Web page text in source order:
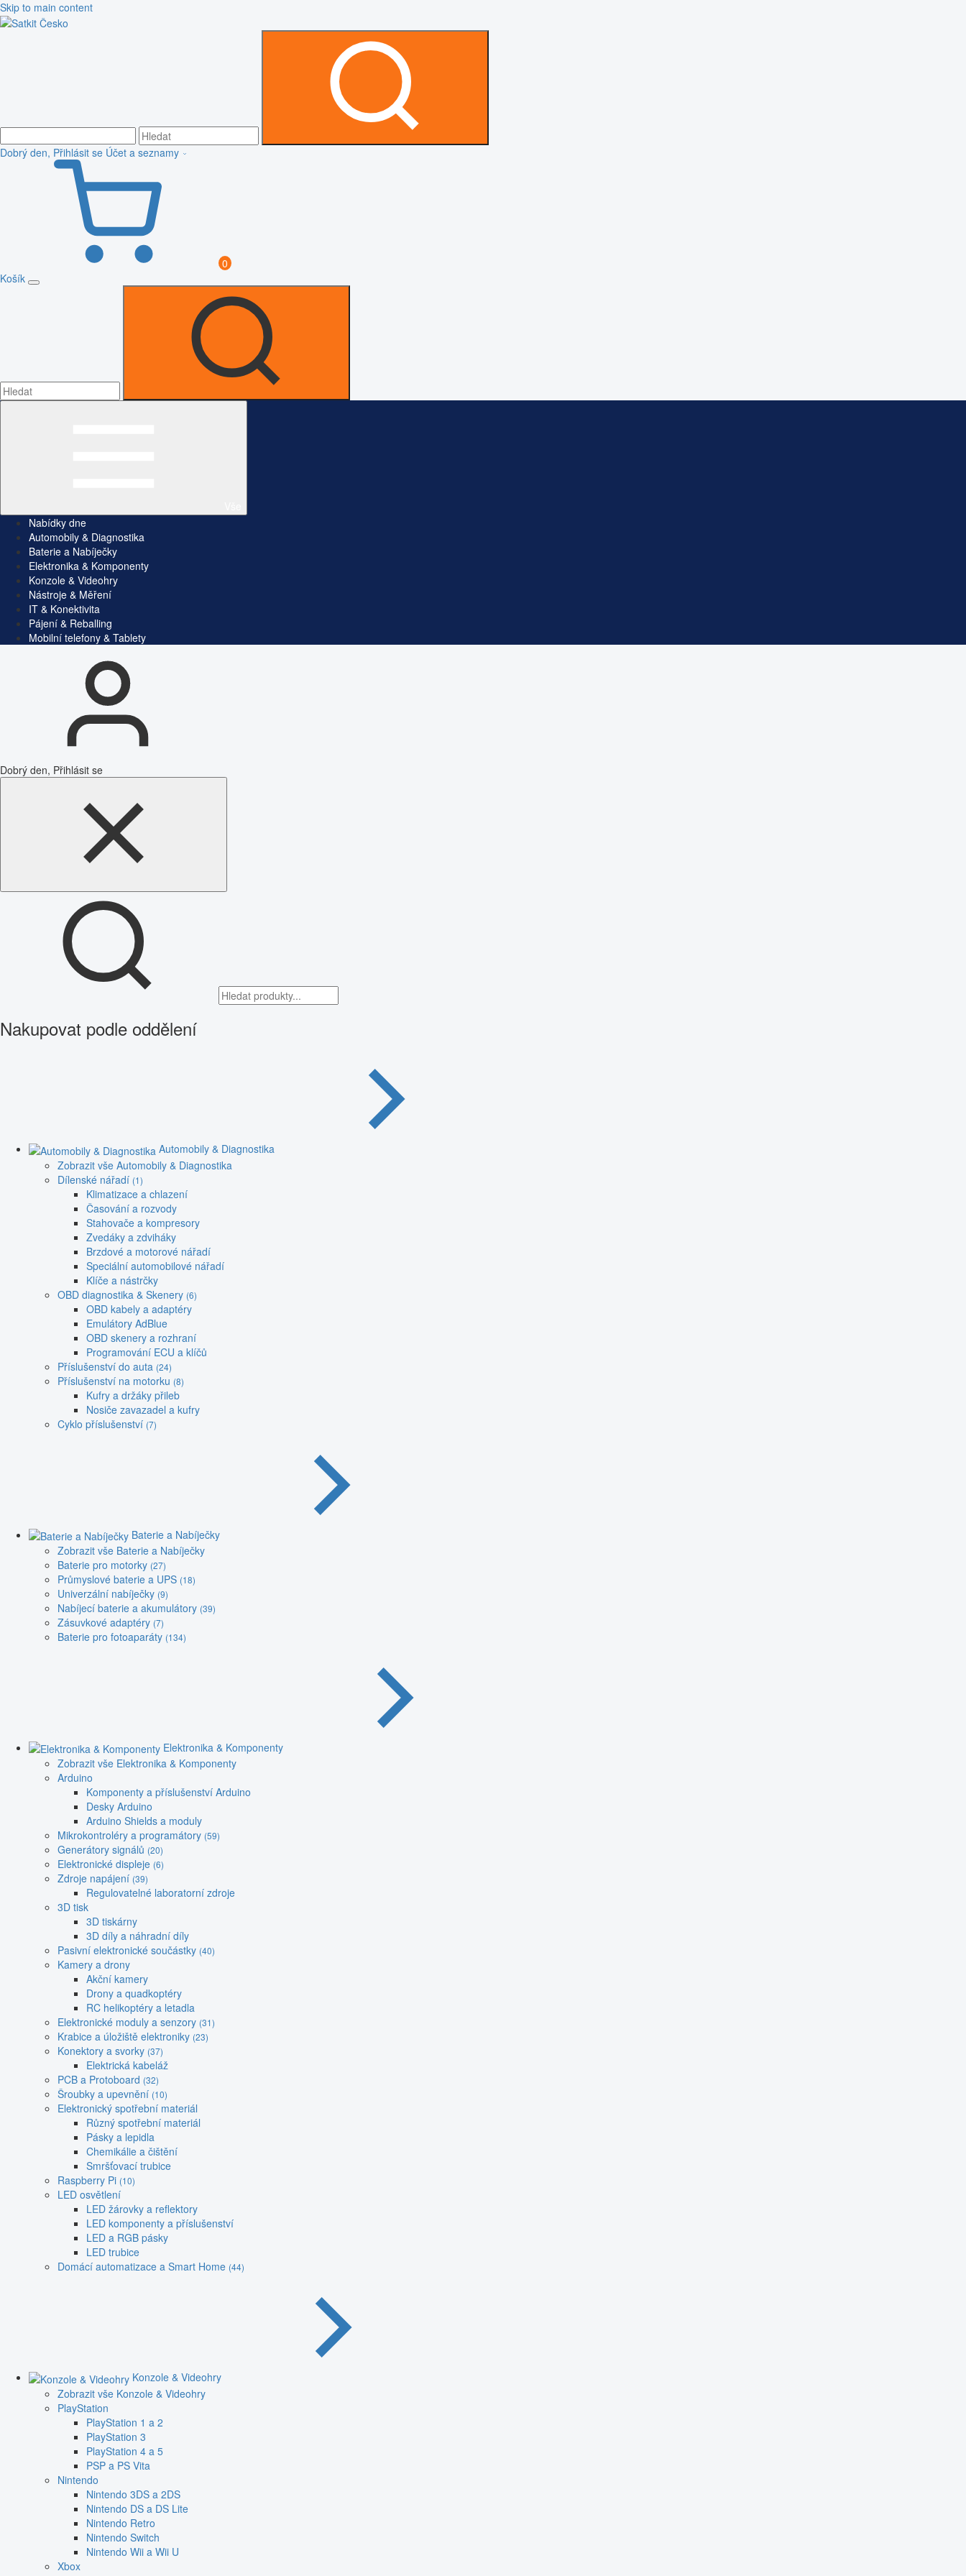
Skip to main content
Dobrý den, Přihlásit se Účet a seznamy
0
Košík
Nabídky dne
Automobily & Diagnostika
Baterie a Nabíječky
Elektronika & Komponenty
Konzole & Videohry
Nástroje & Měření
IT & Konektivita
Pájení & Reballing
Mobilní telefony & Tablety
Dobrý den, Přihlásit se
Nakupovat podle oddělení
Automobily & Diagnostika
Zobrazit vše Automobily & Diagnostika
Dílenské nářadí (1)
Klimatizace a chlazení
Časování a rozvody
Stahovače a kompresory
Zvedáky a zdviháky
Brzdové a motorové nářadí
Speciální automobilové nářadí
Klíče a nástrčky
OBD diagnostika & Skenery (6)
OBD kabely a adaptéry
Emulátory AdBlue
OBD skenery a rozhraní
Programování ECU a klíčů
Příslušenství do auta (24)
Příslušenství na motorku (8)
Kufry a držáky přileb
Nosiče zavazadel a kufry
Cyklo příslušenství (7)
Baterie a Nabíječky
Zobrazit vše Baterie a Nabíječky
Baterie pro motorky (27)
Průmyslové baterie a UPS (18)
Univerzální nabíječky (9)
Nabíjecí baterie a akumulátory (39)
Zásuvkové adaptéry (7)
Baterie pro fotoaparáty (134)
Elektronika & Komponenty
Zobrazit vše Elektronika & Komponenty
Arduino
Komponenty a příslušenství Arduino
Desky Arduino
Arduino Shields a moduly
Mikrokontroléry a programátory (59)
Generátory signálů (20)
Elektronické displeje (6)
Zdroje napájení (39)
Regulovatelné laboratorní zdroje
3D tisk
3D tiskárny
3D díly a náhradní díly
Pasivní elektronické součástky (40)
Kamery a drony
Akční kamery
Drony a quadkoptéry
RC helikoptéry a letadla
Elektronické moduly a senzory (31)
Krabice a úložiště elektroniky (23)
Konektory a svorky (37)
Elektrická kabeláž
PCB a Protoboard (32)
Šroubky a upevnění (10)
Elektronický spotřební materiál
Různý spotřební materiál
Pásky a lepidla
Chemikálie a čištění
Smršťovací trubice
Raspberry Pi (10)
LED osvětlení
LED žárovky a reflektory
LED komponenty a příslušenství
LED a RGB pásky
LED trubice
Domácí automatizace a Smart Home (44)
Konzole & Videohry
Zobrazit vše Konzole & Videohry
PlayStation
PlayStation 1 a 2
PlayStation 3
PlayStation 4 a 5
PSP a PS Vita
Nintendo
Nintendo 3DS a 2DS
Nintendo DS a DS Lite
Nintendo Retro
Nintendo Switch
Nintendo Wii a Wii U
Xbox